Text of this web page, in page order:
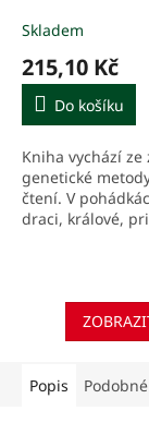
Skladem
215,10 Kč
Do košíku
Kniha vychází ze
genetické
čtení. V
draci, králové,
Popis